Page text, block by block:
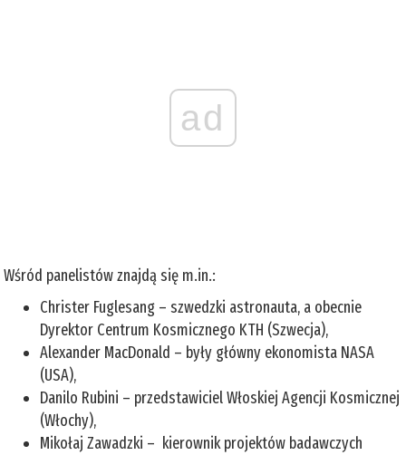
ad
Wśród panelistów znajdą się m.in.:
Christer Fuglesang – szwedzki astronauta, a obecnie
Dyrektor Centrum Kosmicznego KTH (Szwecja),
Alexander MacDonald – były główny ekonomista NASA
(USA),
Danilo Rubini – przedstawiciel Włoskiej Agencji Kosmicznej
(Włochy),
Mikołaj Zawadzki – kierownik projektów badawczych